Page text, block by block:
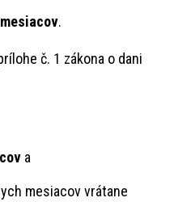
.
č. 1 zákona o dani
a
mesiacov vrátane